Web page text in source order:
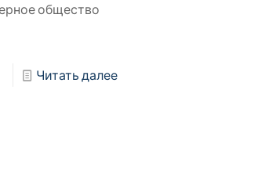
общество
Читать далее